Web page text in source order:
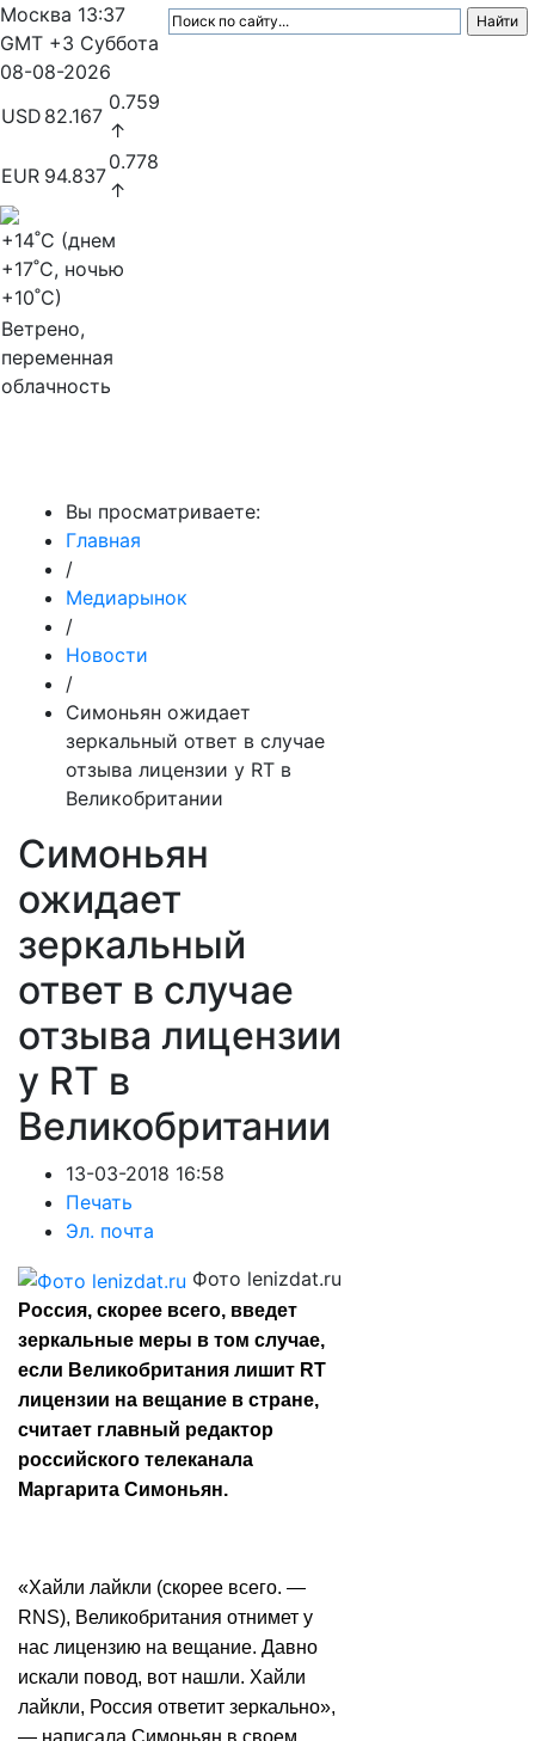
Москва 13:37
GMT +3 Суббота
08-08-2026
USD 82.167
0.759
↑
EUR 94.837
0.778
↑
+14˚C (днем
+17˚C, ночью
+10˚C)
Ветрено,
переменная
облачность
Вы просматриваете:
Главная
/
Медиарынок
/
Новости
/
Симоньян ожидает
зеркальный ответ в случае
отзыва лицензии у RT в
Великобритании
Симоньян
ожидает
зеркальный
ответ в случае
отзыва лицензии
у RT в
Великобритании
13-03-2018 16:58
Печать
Эл. почта
Фото lenizdat.ru
Россия, скорее всего, введет
зеркальные меры в том случае,
если Великобритания лишит RT
лицензии на вещание в стране,
считает главный редактор
российского телеканала
Маргарита Симоньян.
«Хайли лайкли (скорее всего. —
RNS), Великобритания отнимет у
нас лицензию на вещание. Давно
искали повод, вот нашли. Хайли
лайкли, Россия ответит зеркально»,
— написала Симоньян в своем